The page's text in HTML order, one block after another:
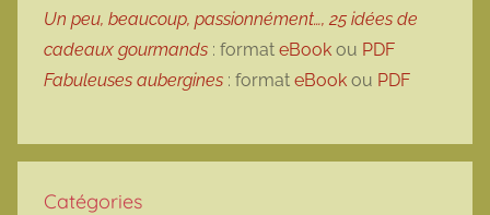
Un peu, beaucoup, passionnément…, 25 idées de
cadeaux gourmands : format eBook ou PDF
Fabuleuses aubergines : format eBook ou PDF
Catégories